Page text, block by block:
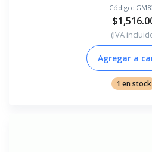
Código:
(IVA
Agregar a
1 en stock